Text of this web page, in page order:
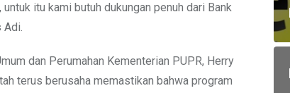
itu kami butuh dukungan penuh dari Bank
Adi.
dan Perumahan Kementerian PUPR, Herry
terus berusaha memastikan bahwa program